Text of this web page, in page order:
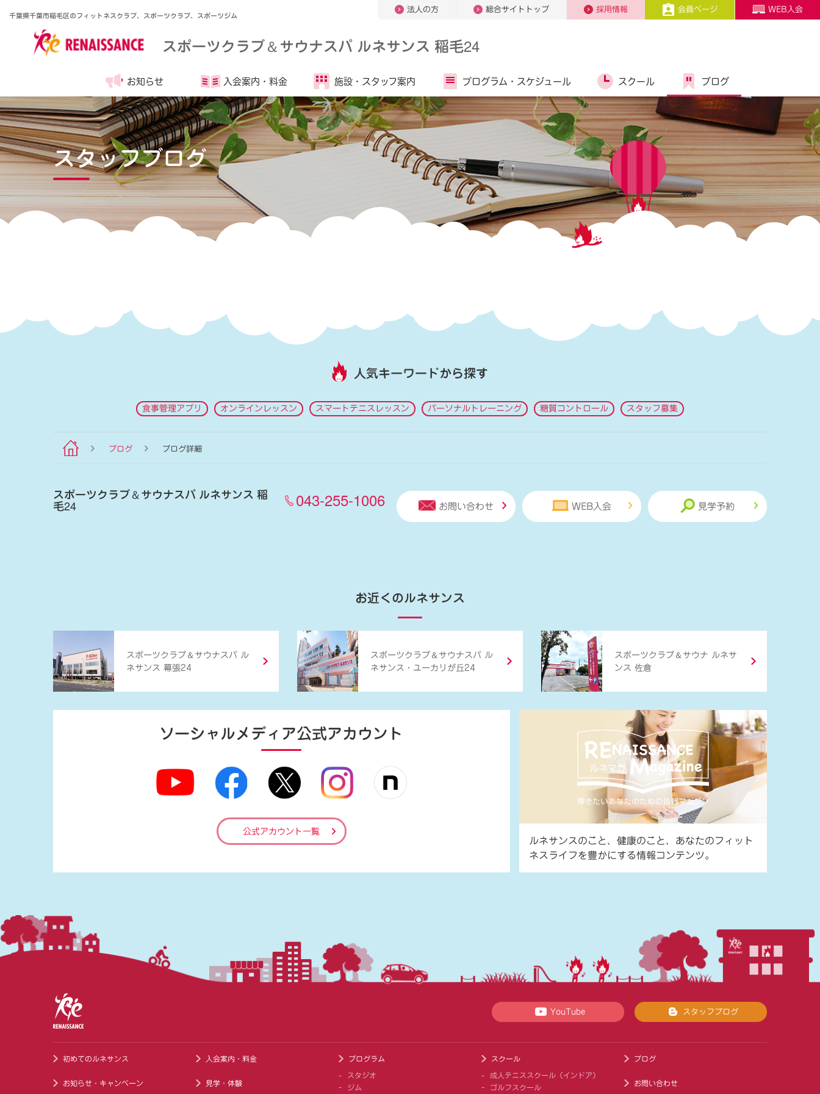
千葉県千葉市稲毛区のフィットネスクラブ、スポーツクラブ、スポーツジム
法人の方 総合サイトトップ 採用情報 会員ページ WEB入会
スポーツクラブ＆サウナスパ ルネサンス 稲毛24
お知らせ 入会案内・ 料金 施設・ スタッフ案内 プログラム・ スケジュール スクール ブログ
スタッフブログ
人気キーワードから探す
食事管理アプリ オンラインレッスン スマートテニスレッスン パーソナルトレーニング 糖質コントロール スタッフ募集
ブログ ブログ詳細
スポーツクラブ＆サウナスパ ルネサンス 稲
毛24 043-255-1006 お問い合わせ WEB入会 見学予約
お近くのルネサンス
スポーツクラブ ＆ サウナスパ ル
ネサンス 幕張24
スポーツクラブ ＆ サウナスパ ル
ネサンス・ユーカリが丘24
スポーツクラブ ＆ サウナ ルネサ
ンス 佐倉
ソーシャルメディア公式アカウント
公式アカウント一覧
ルネサンスのこと、健康のこと、あなたのフィット
ネスライフを豊かにする情報コンテンツ。
YouTube スタッフブログ
初めてのルネサンス
お知らせ・キャンペーン
入会案内・料金
見学・体験
プログラム
スタジオ
ジム
スクール
成人テニススクール（インドア）
ゴルフスクール
ブログ
お問い合わせ